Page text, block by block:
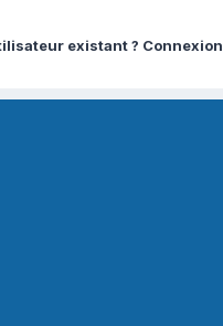
existant ? Connexion